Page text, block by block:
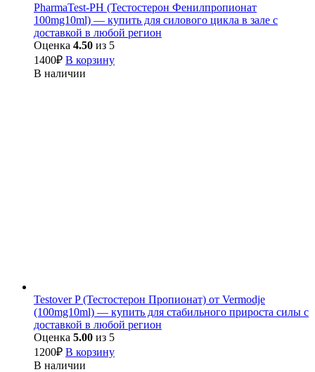
PharmaTest-PH (Тестостерон Фенилпропионат
100mg10ml) — купить для силового цикла в зале с
доставкой в любой регион
Оценка 4.50 из 5
1400₽ В корзину
В наличии
Testover P (Тестостерон Пропионат) от Vermodje
(100mg10ml) — купить для стабильного прироста силы с
доставкой в любой регион
Оценка 5.00 из 5
1200₽ В корзину
В наличии